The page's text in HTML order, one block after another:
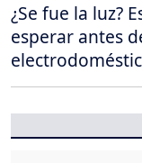
¿Se fue la luz?
esperar antes